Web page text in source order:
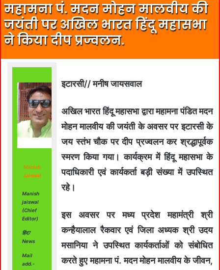
महामना पं. मदन मोहन मालवीय की
जयंती पर अखिल भारत हिंदू महासभा
ने किया दीप प्रज्वलन.
Manish
Jaiswal
Manish
jaiswal
(Chief
Editor)
हिंद7
News
Mail
add.-
इटारसी// मनीष जायसवाल
अखिल भारत हिंदू महासभा द्वारा महामना पंडित मदन
मोहन मालवीय की जयंती के अवसर पर इटारसी के
जय स्तंभ चौक पर दीप प्रज्वलन कर श्रद्धापूर्वक
स्मरण किया गया। कार्यक्रम में हिंदू महासभा के
पदाधिकारी एवं कार्यकर्ता बड़ी संख्या में उपस्थित
रहे।
इस अवसर पर मध्य प्रदेश महामंत्री श्री
कन्हैयालाल रैकवार एवं जिला अध्यक श्री उदय
मसानिया ने उपस्थित कार्यकर्ताओं को संबोधित
करते हुए महामना पं. मदन मोहन मालवीय के जीवन,